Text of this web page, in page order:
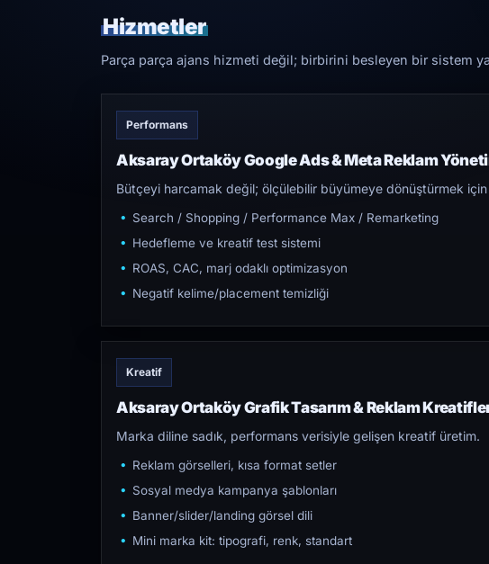
Hizmetler
Parça parça ajans hizmeti değil; birbirini besleyen bir sistem
Performans
Aksaray Ortaköy Google Ads & Meta Reklam
Bütçeyi harcamak değil; ölçülebilir büyümeye dönüştürmek için
Search / Shopping / Performance Max / Remarketing
Hedefleme ve kreatif test sistemi
ROAS, CAC, marj odaklı optimizasyon
Negatif kelime/placement temizliği
Kreatif
Aksaray Ortaköy Grafik Tasarım & Reklam
Marka diline sadık, performans verisiyle gelişen kreatif üretim.
Reklam görselleri, kısa format setler
Sosyal medya kampanya şablonları
Banner/slider/landing görsel dili
Mini marka kit: tipografi, renk, standart